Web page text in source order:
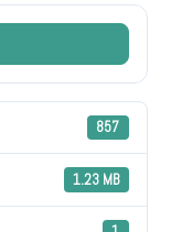
857
1.23 MB